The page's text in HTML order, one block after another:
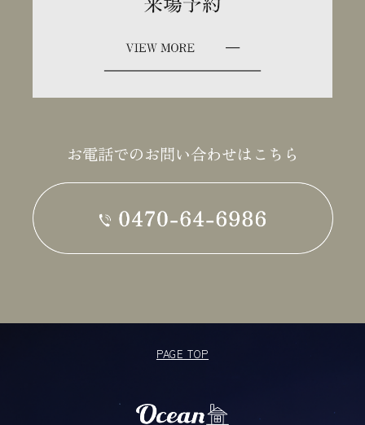
お電話でのお問い合わせはこちら
PAGE TOP